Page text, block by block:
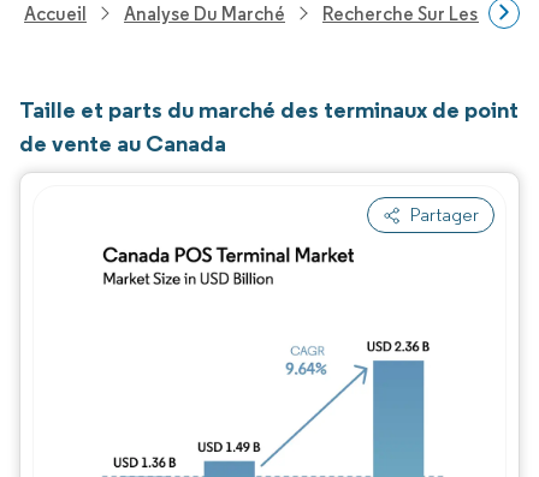
Accueil Analyse Du Marché Recherche Sur Les
Taille et parts du marché des terminaux de point
de vente au Canada
Partager